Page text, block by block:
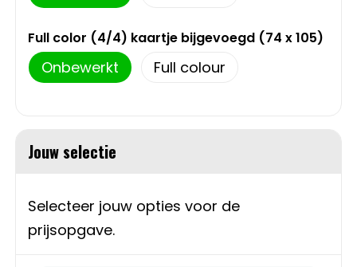
Reistassensets
Schoudertassen
Strandtassen
Full color (4/4) kaartje bijgevoegd (74 x 105)
Onbewerkt Full colour
Jouw selectie
Selecteer jouw opties voor de
prijsopgave.